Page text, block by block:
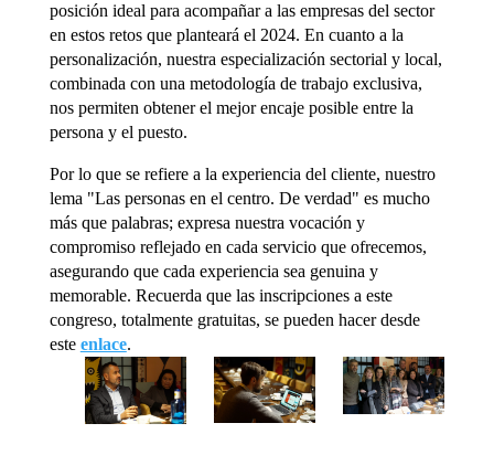
posición ideal para acompañar a las empresas del sector
en estos retos que planteará el 2024. En cuanto a la
personalización, nuestra especialización sectorial y local,
combinada con una metodología de trabajo exclusiva,
nos permiten obtener el mejor encaje posible entre la
persona y el puesto.
Por lo que se refiere a la experiencia del cliente, nuestro
lema "Las personas en el centro. De verdad" es mucho
más que palabras; expresa nuestra vocación y
compromiso reflejado en cada servicio que ofrecemos,
asegurando que cada experiencia sea genuina y
memorable. Recuerda que las inscripciones a este
congreso, totalmente gratuitas, se pueden hacer desde
este enlace.